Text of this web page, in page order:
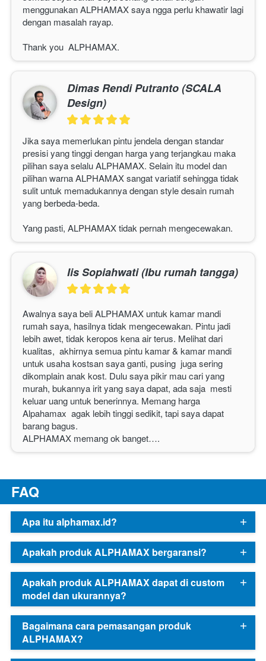
menggunakan ALPHAMAX saya ngga perlu khawatir lagi
dengan masalah rayap.
Thank you ALPHAMAX.
Dimas Rendi Putranto (SCALA
Design)
Jika saya memerlukan pintu jendela dengan standar
presisi yang tinggi dengan harga yang terjangkau maka
pilihan saya selalu ALPHAMAX. Selain itu model dan
pilihan warna ALPHAMAX sangat variatif sehingga tidak
sulit untuk memadukannya dengan style desain rumah
yang berbeda-beda.
Yang pasti, ALPHAMAX tidak pernah mengecewakan.
Iis Sopiahwati (Ibu rumah tangga)
Awalnya saya beli ALPHAMAX untuk kamar mandi
rumah saya, hasilnya tidak mengecewakan. Pintu jadi
lebih awet, tidak keropos kena air terus. Melihat dari
kualitas,  akhirnya semua pintu kamar & kamar mandi
untuk usaha kostsan saya ganti, pusing  juga sering
dikomplain anak kost. Dulu saya pikir mau cari yang
murah, bukannya irit yang saya dapat, ada saja  mesti
keluar uang untuk benerinnya. Memang harga
Alpahamax  agak lebih tinggi sedikit, tapi saya dapat
barang bagus.
ALPHAMAX memang ok banget….
FAQ
Apa itu alphamax.id?
Apakah produk ALPHAMAX bergaransi?
Apakah produk ALPHAMAX dapat di custom
model dan ukurannya?
Bagaimana cara pemasangan produk
ALPHAMAX?